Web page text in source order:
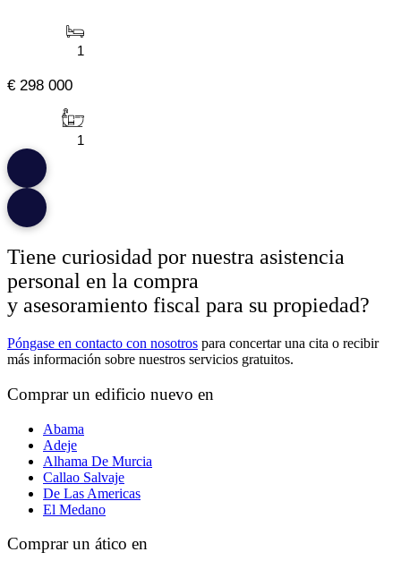
1
€ 298 000
1
Tiene curiosidad por nuestra asistencia
personal en la compra
y asesoramiento fiscal para su propiedad?
Póngase en contacto con nosotros para concertar una cita o recibir
más información sobre nuestros servicios gratuitos.
Comprar un edificio nuevo en
Abama
Adeje
Alhama De Murcia
Callao Salvaje
De Las Americas
El Medano
Comprar un ático en